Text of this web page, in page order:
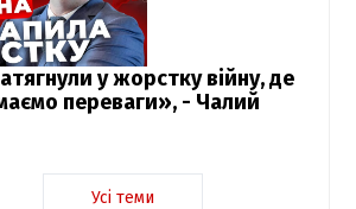
у жорстку війну, де
переваги», - Чалий
Усі теми